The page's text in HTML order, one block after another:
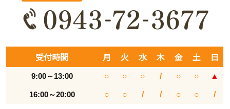
受付時間 月 火 水 木 金 土 日
9:00～13:00 ○ ○ ○ / ○ ○ ▲
16:00～20:00 ○ ○ / / ○ ○ /